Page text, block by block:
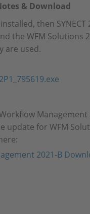
& Download
then SYNECT
the WFM Solutions
are used.
update for WFM
2021-B